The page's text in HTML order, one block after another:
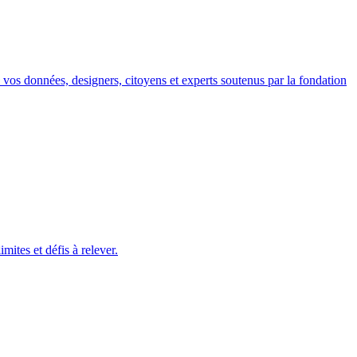
données, designers, citoyens et experts soutenus par la fondation
et défis à relever.